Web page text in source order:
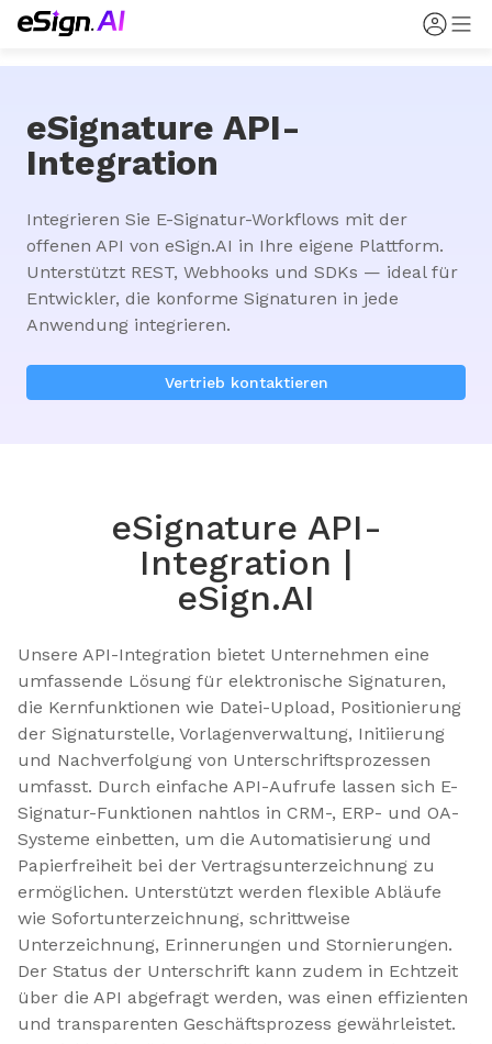
eSignature API-
Integration
Integrieren Sie E-Signatur-Workflows mit der
offenen API von eSign.AI in Ihre eigene Plattform.
Unterstützt REST, Webhooks und SDKs — ideal für
Entwickler, die konforme Signaturen in jede
Anwendung integrieren.
Vertrieb kontaktieren
eSignature API-
Integration |
eSign.AI
Unsere API-Integration bietet Unternehmen eine
umfassende Lösung für elektronische Signaturen,
die Kernfunktionen wie Datei-Upload, Positionierung
der Signaturstelle, Vorlagenverwaltung, Initiierung
und Nachverfolgung von Unterschriftsprozessen
umfasst. Durch einfache API-Aufrufe lassen sich E-
Signatur-Funktionen nahtlos in CRM-, ERP- und OA-
Systeme einbetten, um die Automatisierung und
Papierfreiheit bei der Vertragsunterzeichnung zu
ermöglichen. Unterstützt werden flexible Abläufe
wie Sofortunterzeichnung, schrittweise
Unterzeichnung, Erinnerungen und Stornierungen.
Der Status der Unterschrift kann zudem in Echtzeit
über die API abgefragt werden, was einen effizienten
und transparenten Geschäftsprozess gewährleistet.